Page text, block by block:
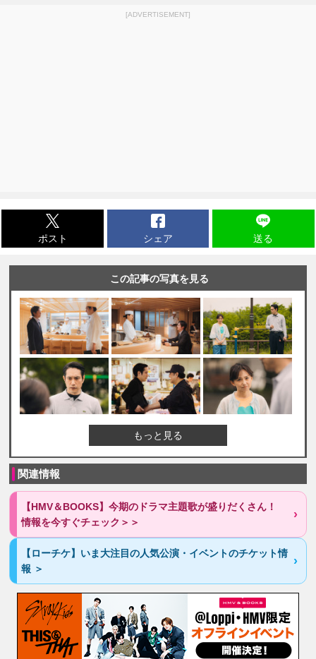
[ADVERTISEMENT]
ポスト シェア 送る
この記事の写真を見る
もっと見る
関連情報
【HMV＆BOOKS】今期のドラマ主題歌が盛りだくさん！
情報を今すぐチェック＞＞
【ローチケ】いま大注目の人気公演・イベントのチケット情
報 ＞